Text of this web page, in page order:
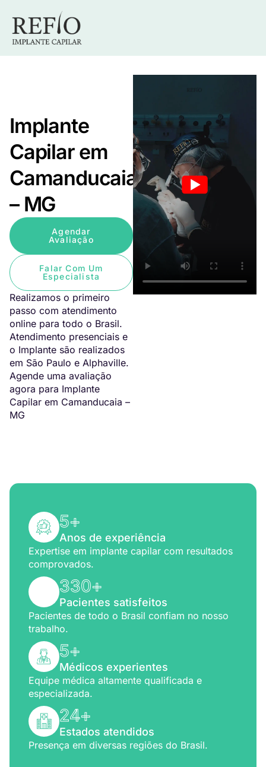
Implante
Capilar em
Camanducaia
– MG
Agendar
Avaliação
Falar Com Um
Especialista
Realizamos o primeiro
passo com atendimento
online para todo o Brasil.
Atendimento presenciais e
o Implante são realizados
em São Paulo e Alphaville.
Agende uma avaliação
agora para Implante
Capilar em Camanducaia –
MG
5+
Anos de experiência
Expertise em implante capilar com resultados
comprovados.
330+
Pacientes satisfeitos
Pacientes de todo o Brasil confiam no nosso
trabalho.
5+
Médicos experientes
Equipe médica altamente qualificada e
especializada.
24+
Estados atendidos
Presença em diversas regiões do Brasil.